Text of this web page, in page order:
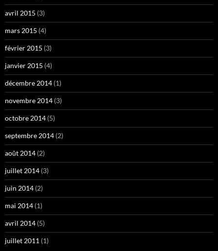
avril 2015 (3)
mars 2015 (4)
février 2015 (3)
janvier 2015 (4)
décembre 2014 (1)
novembre 2014 (3)
octobre 2014 (5)
septembre 2014 (2)
août 2014 (2)
juillet 2014 (3)
juin 2014 (2)
mai 2014 (1)
avril 2014 (5)
juillet 2011 (1)